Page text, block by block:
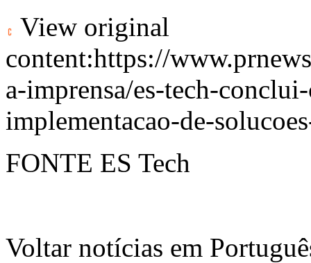
View original
content:https://
a-imprensa/es-tech-
implementacao-de-
FONTE ES Tech
Voltar notícias em